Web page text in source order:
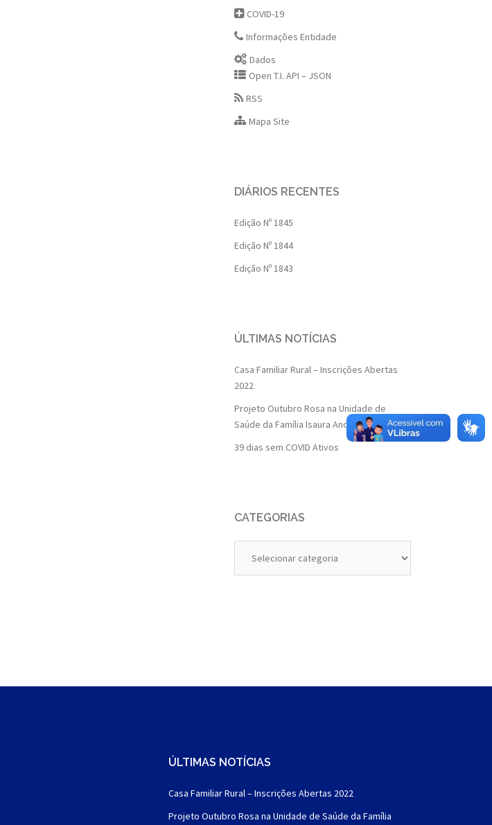
COVID-19
Informações Entidade
Dados
Open T.I. API – JSON
RSS
Mapa Site
DIÁRIOS RECENTES
Edição Nº 1845
Edição Nº 1844
Edição Nº 1843
ÚLTIMAS NOTÍCIAS
Casa Familiar Rural – Inscrições Abertas
2022
Projeto Outubro Rosa na Unidade de
Saúde da Família Isaura Andrade
39 dias sem COVID Ativos
CATEGORIAS
ÚLTIMAS NOTÍCIAS
Casa Familiar Rural – Inscrições Abertas 2022
Projeto Outubro Rosa na Unidade de Saúde da Família